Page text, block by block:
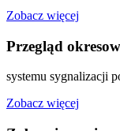
Zobacz więcej
Przegląd
systemu sygnalizacji
Zobacz więcej